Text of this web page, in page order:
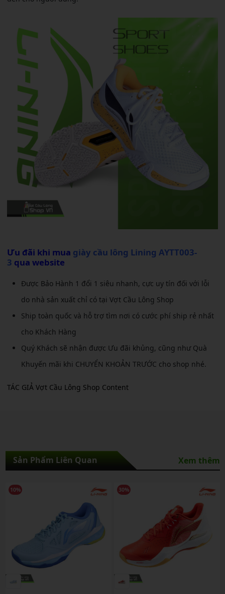
Ưu đãi khi mua giày cầu lông Lining AYTT003-
3 qua website
Được Bảo Hành 1 đổi 1 siêu nhanh, cực uy tín đối với lỗi
do nhà sản xuất chỉ có tại Vợt Cầu Lông Shop
Ship toàn quốc và hỗ trợ tìm nơi có cước phí ship rẻ nhất
cho Khách Hàng
Quý Khách sẽ nhận được Ưu đãi khủng, cũng như Quà
Khuyến mãi khi CHUYỂN KHOẢN TRƯỚC cho shop nhé.
TÁC GIẢ Vợt Cầu Lông Shop Content
Sản Phẩm Liên Quan Xem thêm
10% 30%